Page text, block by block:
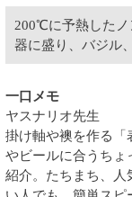
200℃に予熱したノ
器に盛り、バジル
一口メモ
ヤスナリオ先生
掛け軸や襖を作る「
やビールに合うちょ
紹介。たちまち、人